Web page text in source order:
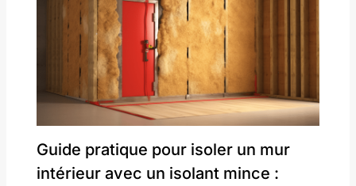
Guide pratique pour isoler un mur
intérieur avec un isolant mince :